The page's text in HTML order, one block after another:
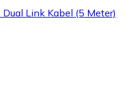
Link Kabel (5 Meter)